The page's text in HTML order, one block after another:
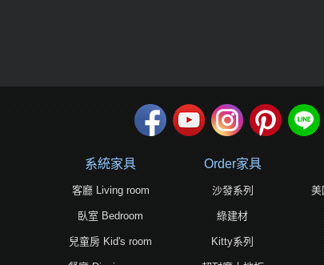
系統家具
客廳 Living room
臥室 Bedroom
兒童房 Kid's room
Order家具
沙發系列
綠建材
Kitty系列
美